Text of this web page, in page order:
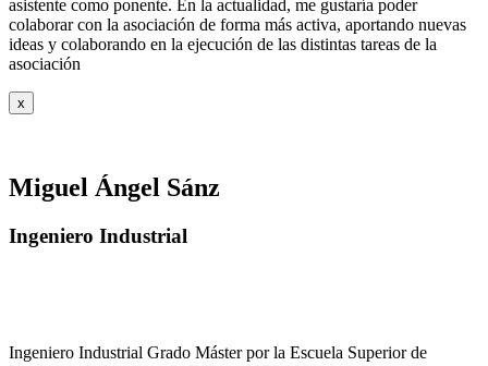
asistente como ponente. En la actualidad, me gustaría poder
colaborar con la asociación de forma más activa, aportando nuevas
ideas y colaborando en la ejecución de las distintas tareas de la
asociación
x
Miguel Ángel Sánz
Ingeniero Industrial
Ingeniero Industrial Grado Máster por la Escuela Superior de